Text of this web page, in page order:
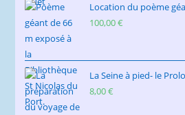
Location du poème
100,00€
La Seine à pied- le
8,00€